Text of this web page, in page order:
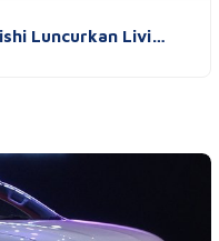
Luncurkan Livi…